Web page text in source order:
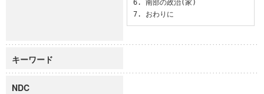
6. 南部の政治(家)
7. おわりに
キーワード
NDC